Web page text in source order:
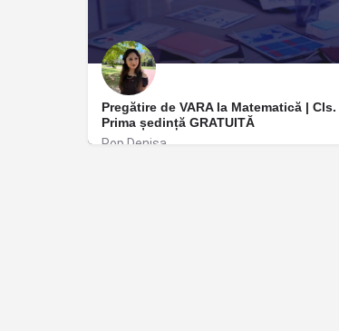
Pregătire de VARA la Matematică | Cls.
Prima ședință GRATUITĂ
Pop Denisa